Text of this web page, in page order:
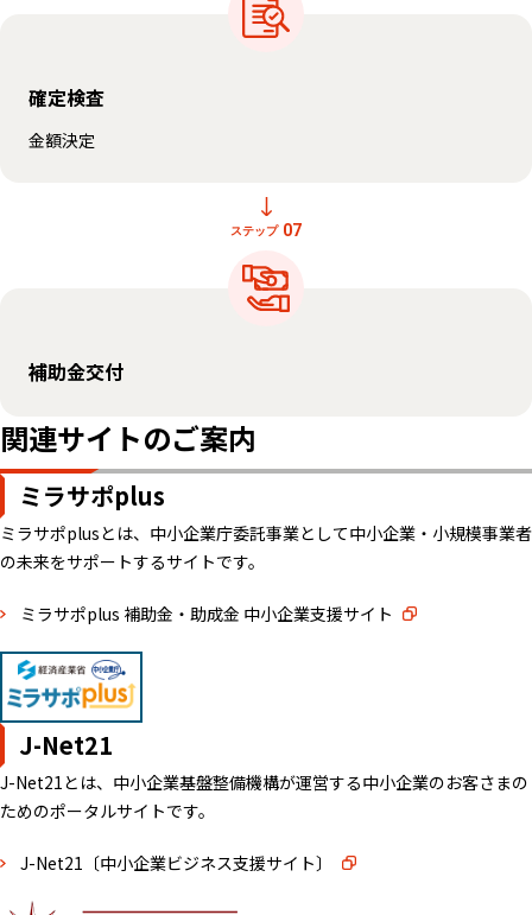
確定検査
金額決定
ステップ 07
補助金交付
関連サイトのご案内
ミラサポplus
ミラサポplusとは、中小企業庁委託事業として中小企業・小規模事業者
の未来をサポートするサイトです。
ミラサポplus 補助金・助成金 中小企業支援サイト
J-Net21
J-Net21とは、中小企業基盤整備機構が運営する中小企業のお客さまの
ためのポータルサイトです。
J-Net21〔中小企業ビジネス支援サイト〕